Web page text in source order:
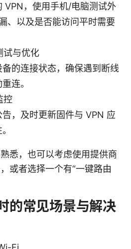
VPN，使用手机/电脑测试外
、以及是否能访问平时需要
试与优化
的连接状态，确保遇到断线
连。
控
，及时更新固件与 VPN 应
悉，也可以考虑使用提供商
或者选择一个有“一键路由
的常见场景与解决